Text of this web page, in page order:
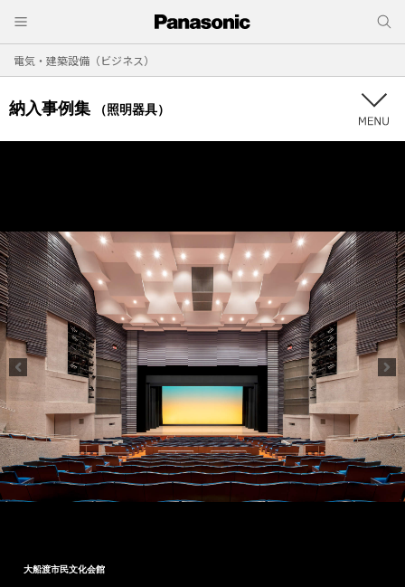
電気・建築設備（ビジネス）
納入事例集 （照明器具）
大船渡市民文化会館